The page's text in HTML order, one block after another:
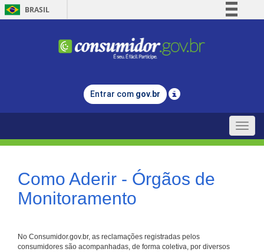
BRASIL
Comunica BR
Legislação
Entrar com gov.br
Toggle
Como Aderir - Órgãos de
Monitoramento
No Consumidor.gov.br, as reclamações registradas pelos
consumidores são acompanhadas, de forma coletiva, por diversos